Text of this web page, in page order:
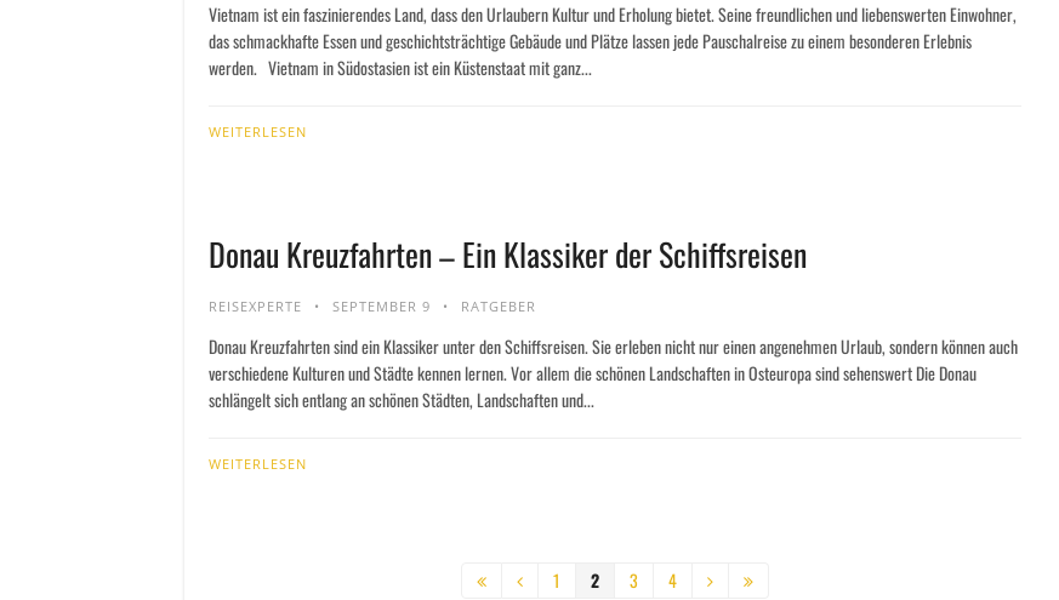
Vietnam ist ein faszinierendes Land, dass den Urlaubern Kultur und Erholung bietet. Seine freundlichen und liebenswerten Einwohner,
das schmackhafte Essen und geschichtsträchtige Gebäude und Plätze lassen jede Pauschalreise zu einem besonderen Erlebnis
werden. Vietnam in Südostasien ist ein Küstenstaat mit ganz...
WEITERLESEN
Donau Kreuzfahrten – Ein Klassiker der Schiffsreisen
REISEXPERTE SEPTEMBER 9 RATGEBER
Donau Kreuzfahrten sind ein Klassiker unter den Schiffsreisen. Sie erleben nicht nur einen angenehmen Urlaub, sondern können auch
verschiedene Kulturen und Städte kennen lernen. Vor allem die schönen Landschaften in Osteuropa sind sehenswert Die Donau
schlängelt sich entlang an schönen Städten, Landschaften und...
WEITERLESEN
1 2 3 4